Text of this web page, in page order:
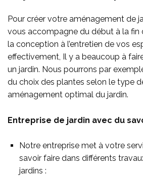
Pour créer votre aménagement de
vous accompagne du début à la fin
la conception à l’entretien de vos
effectivement, Il y a beaucoup à
un jardin. Nous pourrons par
du choix des plantes selon le type
aménagement optimal du jardin.
Entreprise de jardin avec du
Notre entreprise met à votre
savoir faire dans différents
jardins :